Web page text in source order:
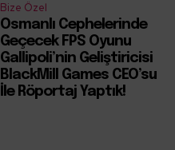
Bize Özel
Osmanlı Cephelerinde
Geçecek FPS Oyunu
Gallipoli’nin Geliştiricisi
BlackMill Games CEO’su
İle Röportaj Yaptık!